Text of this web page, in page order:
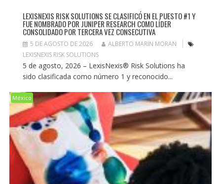
LEXISNEXIS RISK SOLUTIONS SE CLASIFICÓ EN EL PUESTO #1 Y
FUE NOMBRADO POR JUNIPER RESEARCH COMO LÍDER
CONSOLIDADO POR TERCERA VEZ CONSECUTIVA
5 DE AGOSTO DE 2026
ALBERTO MARIN MORAN
LEXISNEXIS RISK SOLUTIONS
5 de agosto, 2026 – LexisNexis® Risk Solutions ha
sido clasificada como número 1 y reconocido...
México